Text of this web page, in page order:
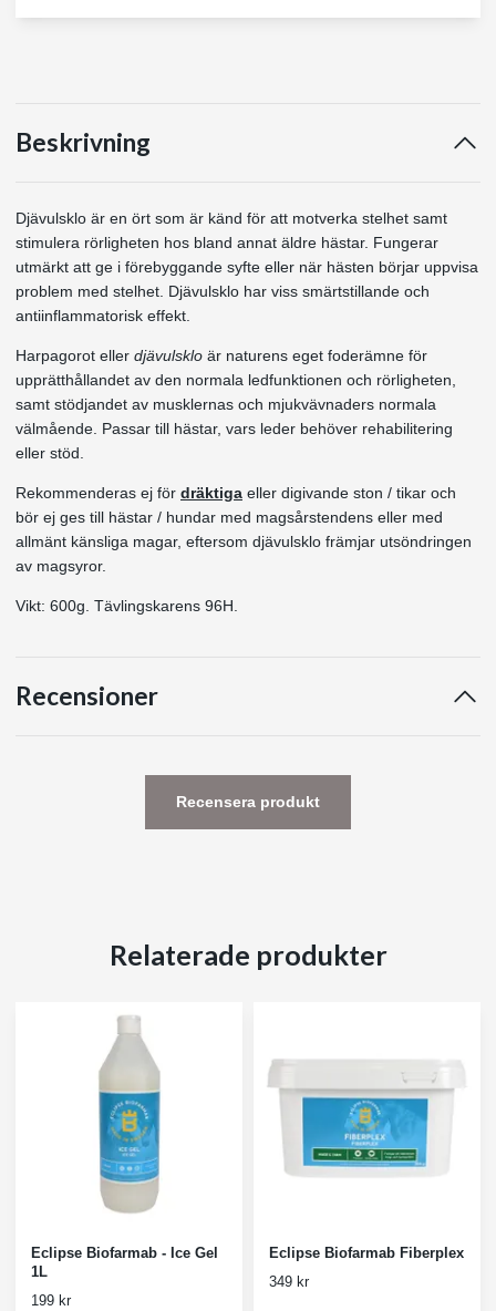
Beskrivning
Djävulsklo är en ört som är känd för att motverka stelhet samt
stimulera rörligheten hos bland annat äldre hästar. Fungerar
utmärkt att ge i förebyggande syfte eller när hästen börjar uppvisa
problem med stelhet. Djävulsklo har viss smärtstillande och
antiinflammatorisk effekt.
Harpagorot eller djävulsklo är naturens eget foderämne för
upprätthållandet av den normala ledfunktionen och rörligheten,
samt stödjandet av musklernas och mjukvävnaders normala
välmående. Passar till hästar, vars leder behöver rehabilitering
eller stöd.
Rekommenderas ej för dräktiga eller digivande ston / tikar och
bör ej ges till hästar / hundar med magsårstendens eller med
allmänt känsliga magar, eftersom djävulsklo främjar utsöndringen
av magsyror.
Vikt: 600g. Tävlingskarens 96H.
Recensioner
Recensera produkt
Relaterade produkter
Eclipse Biofarmab - Ice Gel
1L
199 kr
Eclipse Biofarmab Fiberplex
349 kr